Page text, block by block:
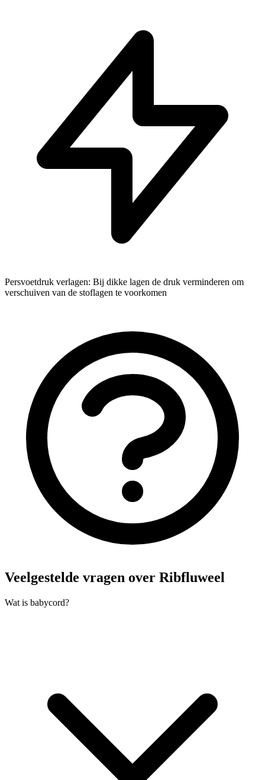
Persvoetdruk verlagen: Bij dikke lagen de druk verminderen om
verschuiven van de stoflagen te voorkomen
Veelgestelde vragen over Ribfluweel
Wat is babycord?